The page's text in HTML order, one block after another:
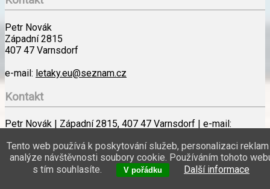
Petr Novák
Západní 2815
407 47 Varnsdorf
e-mail: letaky.eu@seznam.cz
Kontakt
Petr Novák | Západní 2815, 407 47 Varnsdorf | e-mail:
Veškeré obchodní nabídky jsou pouze informativní a není na ně právní
nárok. Provozovatel webu nezodpovídá za správnost údajů v letácích,
nezprostředkovává nákup zboží ani doručování papírových letáků.
Tento web používá k poskytování služeb, personalizaci reklam
analýze návštěvnosti soubory cookie. Používáním tohoto
s tím souhlasíte.
V pořádku Další informace